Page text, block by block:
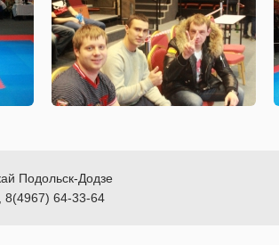
Подольск-Додзе
64-33-64